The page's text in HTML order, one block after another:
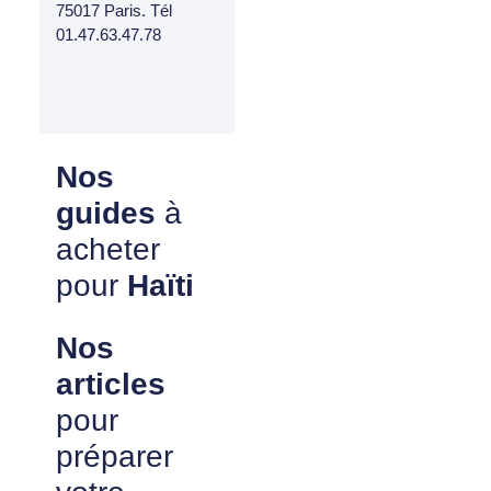
75017 Paris. Tél
01.47.63.47.78
Nos
guides à
acheter
pour Haïti
Nos
articles
pour
préparer